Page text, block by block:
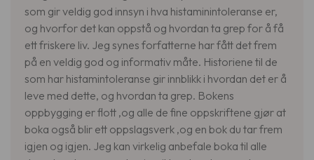
som gir veldig god innsyn i hva histaminintoleranse er,
og hvorfor det kan oppstå og hvordan ta grep for å få
ett friskere liv. Jeg synes forfatterne har fått det frem
på en veldig god og informativ måte. Historiene til de
som har histamintoleranse gir innblikk i hvordan det er å
leve med dette, og hvordan ta grep. Bokens
oppbygging er flott ,og alle de fine oppskriftene gjør at
boka også blir ett oppslagsverk ,og en bok du tar frem
igjen og igjen. Jeg kan virkelig anbefale boka til alle